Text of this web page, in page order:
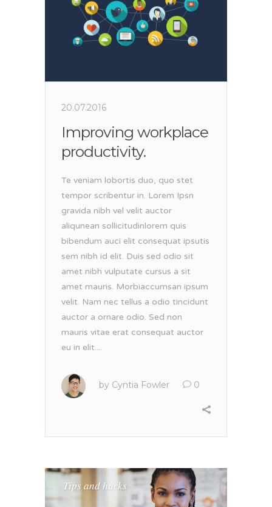
20.07.2016
Improving workplace
productivity.
Te veniam lobortis duo, quo stet
tempor scribentur in. Lorem Ipsn
gravida nibh vel velit auctor
aliqunean sollicitudinlorem quis
bibendum auci elit consequat ipsutis
sem nibh id elit. Duis sed odio sit
amet nibh vulputate cursus a sit
amet mauris. Morbiaccumsan ipsum
velit. Nam nec tellus a odio tincidunt
auctor a ornare odio. Sed non
mauris vitae erat consequat auctor
eu in elit....
by Cyntia Fowler 0
Tips and hacks